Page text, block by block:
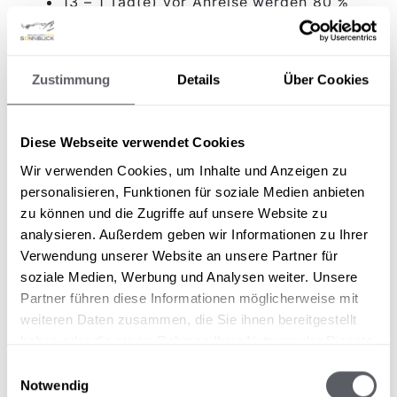
Zustimmung Details Über Cookies
Diese Webseite verwendet Cookies
Wir verwenden Cookies, um Inhalte und Anzeigen zu
personalisieren, Funktionen für soziale Medien anbieten
zu können und die Zugriffe auf unsere Website zu
analysieren. Außerdem geben wir Informationen zu Ihrer
Verwendung unserer Website an unsere Partner für
soziale Medien, Werbung und Analysen weiter. Unsere
Partner führen diese Informationen möglicherweise mit
weiteren Daten zusammen, die Sie ihnen bereitgestellt
Notwendig
des Gesamtbetrages in Rechnung
Abreise wird der Gesamtbetrag in
Rechnung gestellt.
Reiserücktrittsversicherun
g
Gar nicht so selten kommt es anders als man
denkt und der gebuchte Urlaub muss
storniert oder vorzeitig abgebrochen werden.
Die damit verbundenen Kosten und den Ärger
Hotelstornoversicherung der Europäischen